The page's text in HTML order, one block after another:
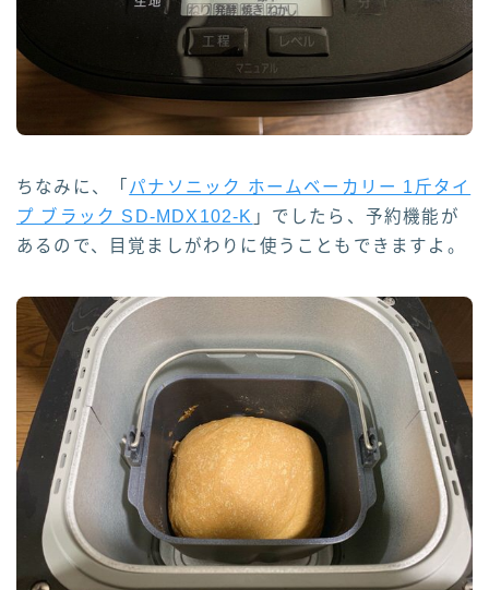
ちなみに、「 パナソニック ホームベーカリー 1斤タイ
プ ブラック SD-MDX102-K 」でしたら、予約機能が
あるので、目覚ましがわりに使うこともできますよ。